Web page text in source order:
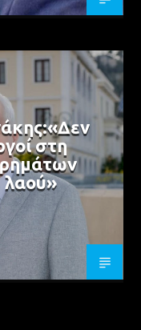
στη
λαού»